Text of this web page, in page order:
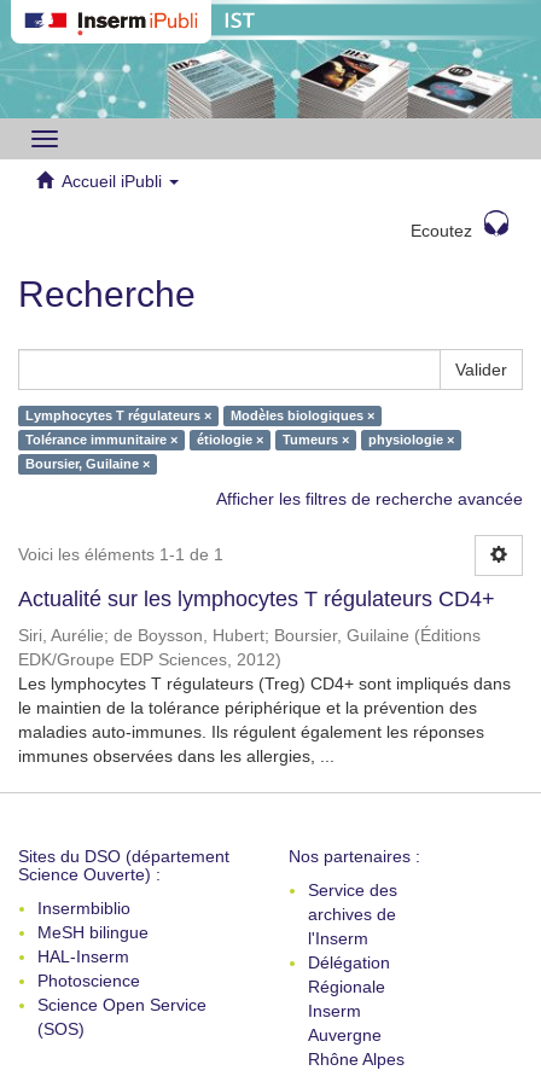
Toggle
navigation
Accueil iPubli
Ecoutez
Recherche
Valider
Lymphocytes T régulateurs ×
Modèles biologiques ×
Tolérance immunitaire ×
étiologie × Tumeurs ×
physiologie ×
Boursier, Guilaine ×
Afficher les filtres de recherche avancée
Voici les éléments 1-1 de 1
Actualité sur les lymphocytes T régulateurs CD4+
Siri, Aurélie; de Boysson, Hubert; Boursier, Guilaine (Éditions
EDK/Groupe EDP Sciences, 2012)
Les lymphocytes T régulateurs (Treg) CD4+ sont impliqués dans
le maintien de la tolérance périphérique et la prévention des
maladies auto-immunes. Ils régulent également les réponses
immunes observées dans les allergies, ...
Sites du DSO (département
Science Ouverte) :
Insermbiblio
MeSH bilingue
HAL-Inserm
Photoscience
Science Open Service
(SOS)
Nos partenaires :
Service des
archives de
l'Inserm
Délégation
Régionale
Inserm
Auvergne
Rhône Alpes